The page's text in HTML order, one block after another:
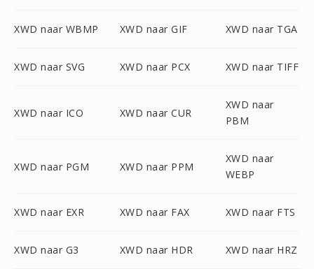
XWD naar WBMP XWD naar GIF XWD naar TGA
XWD naar SVG XWD naar PCX XWD naar TIFF
XWD naar ICO XWD naar CUR
XWD naar
PBM
XWD naar PGM XWD naar PPM
XWD naar
WEBP
XWD naar EXR XWD naar FAX XWD naar FTS
XWD naar G3 XWD naar HDR XWD naar HRZ